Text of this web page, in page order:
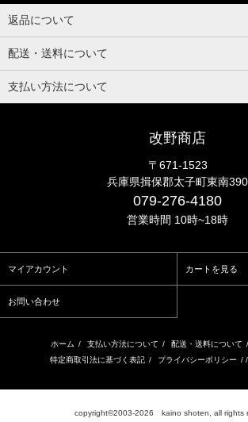
返品について
配送・送料について
支払い方法について
改野商店
〒671-1523
兵庫県揖保郡太子町東南390
079-276-4180
営業時間 10時~18時
マイアカウント カートを見る
お問い合わせ
ホーム / 支払い方法について / 配送・送料について /
特定商取引法に基づく表記 / プライバシーポリシー /
copyright©2003-2026 kaino shoten, all rights